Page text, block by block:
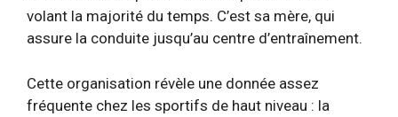
volant la majorité du temps. C’est sa mère, qui
assure la conduite jusqu’au centre d’entraînement.
Cette organisation révèle une donnée assez
fréquente chez les sportifs de haut niveau : la